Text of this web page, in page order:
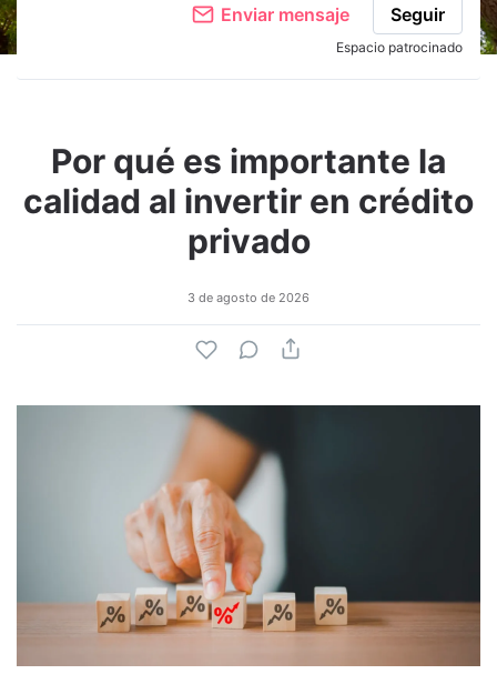
Enviar mensaje Seguir
Espacio patrocinado
Por qué es importante la
calidad al invertir en crédito
privado
3 de agosto de 2026